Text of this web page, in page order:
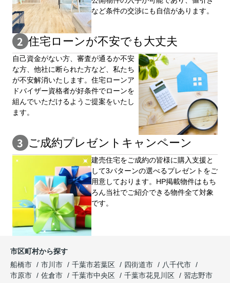
など条件の交渉にも自信があります。
住宅ローンが不安でも大丈夫
自⼰資⾦がない⽅、審査が通るか不安
な⽅、他社に断られた⽅など、私たち
が不安解消いたします。住宅ローンア
ドバイザー資格者が好条件でローンを
組んでいただけるようご提案をいたし
ます。
ご成約プレゼントキャンペーン
建売住宅をご成約の皆様に購⼊⽀援と
して3パターンの選べるプレゼントをご
用意しております。HP掲載物件はもち
ろん当社でご紹介できる物件全て対象
です。
市区町村から探す
船橋市
市川市 千葉市若葉区 四街道市
八千代市
市原市
佐倉市 千葉市中央区 千葉市花見川区
習志野市